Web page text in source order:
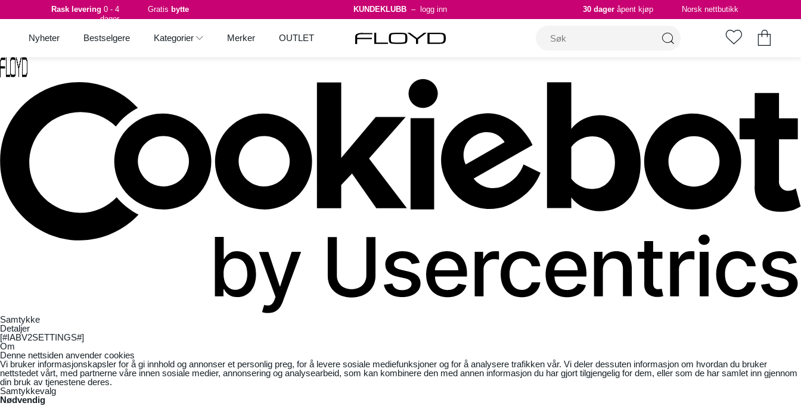
Samtykke
Detaljer
[#IABV2SETTINGS#]
Om
Denne nettsiden anvender cookies
Vi bruker informasjonskapsler for å gi innhold og annonser et personlig preg, for å levere sosiale mediefunksjoner og for å analysere trafikken vår. Vi deler dessuten informasjon om hvordan du bruker
nettstedet vårt, med partnerne våre innen sosiale medier, annonsering og analysearbeid, som kan kombinere den med annen informasjon du har gjort tilgjengelig for dem, eller som de har samlet inn gjennom
din bruk av tjenestene deres.
Samtykkevalg
Nødvendig
Rask levering 0 - 4
dager
Gratis bytte KUNDEKLUBB – logg inn 30 dager åpent kjøp Norsk nettbutikk
Nyheter Bestselgere Kategorier Merker OUTLET